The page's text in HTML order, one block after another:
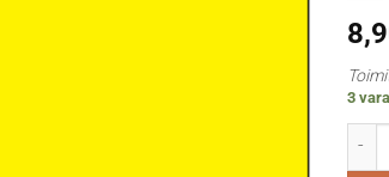
3
WN